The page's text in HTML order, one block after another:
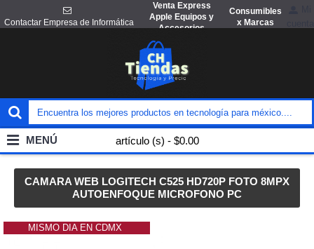
Contactar Empresa de Informática
Venta Express
Apple Equipos y
Accesorios
Consumibles
x Marcas
artículo (s) - $0.00
MENÚ
CAMARA WEB LOGITECH C525 HD720P FOTO 8MPX
AUTOENFOQUE MICROFONO PC
MISMO DIA EN CDMX